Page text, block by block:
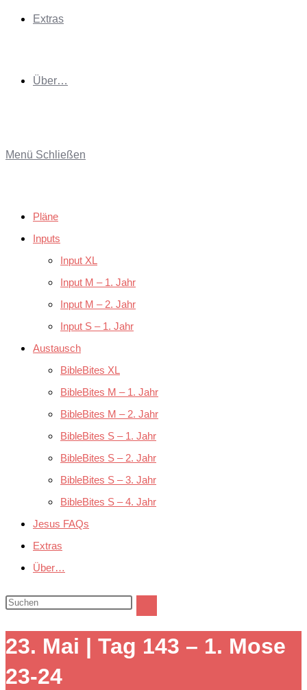
Extras
Über…
Menü Schließen
Pläne
Inputs
Input XL
Input M – 1. Jahr
Input M – 2. Jahr
Input S – 1. Jahr
Austausch
BibleBites XL
BibleBites M – 1. Jahr
BibleBites M – 2. Jahr
BibleBites S – 1. Jahr
BibleBites S – 2. Jahr
BibleBites S – 3. Jahr
BibleBites S – 4. Jahr
Jesus FAQs
Extras
Über…
Diese
durchsuchen
23. Mai | Tag 143 – 1. Mose
23-24